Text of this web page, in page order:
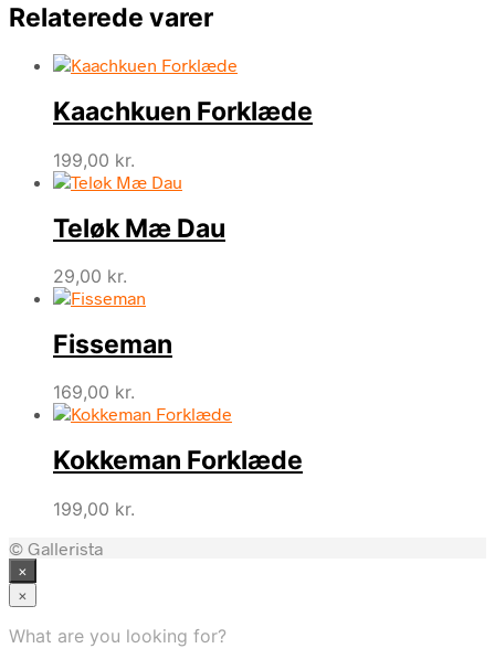
Relaterede varer
Kaachkuen Forklæde
199,00 kr.
Teløk Mæ Dau
29,00 kr.
Fisseman
169,00 kr.
Kokkeman Forklæde
199,00 kr.
© Gallerista
×
×
What are you looking for?